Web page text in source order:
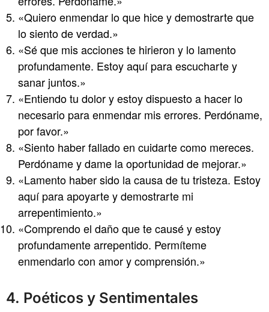
«Quiero enmendar lo que hice y demostrarte que
lo siento de verdad.»
«Sé que mis acciones te hirieron y lo lamento
profundamente. Estoy aquí para escucharte y
sanar juntos.»
«Entiendo tu dolor y estoy dispuesto a hacer lo
necesario para enmendar mis errores. Perdóname,
por favor.»
«Siento haber fallado en cuidarte como mereces.
Perdóname y dame la oportunidad de mejorar.»
«Lamento haber sido la causa de tu tristeza. Estoy
aquí para apoyarte y demostrarte mi
arrepentimiento.»
«Comprendo el daño que te causé y estoy
profundamente arrepentido. Permíteme
enmendarlo con amor y comprensión.»
4. Poéticos y Sentimentales